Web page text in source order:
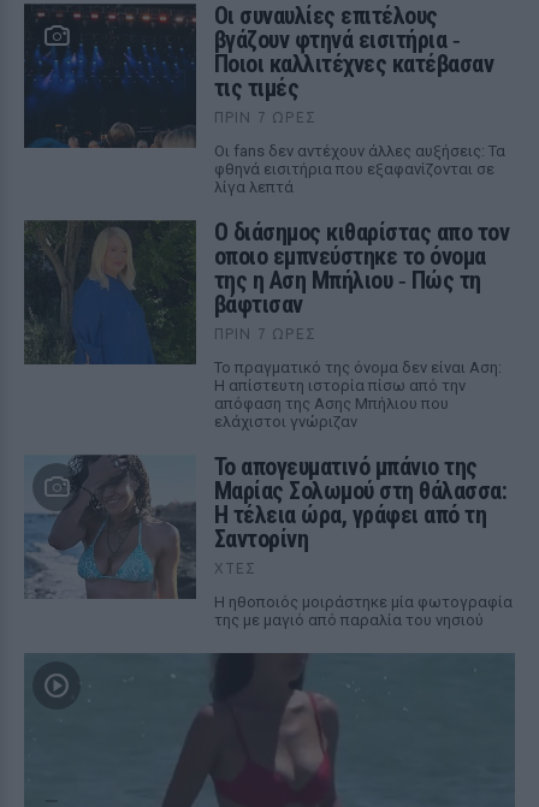
Οι συναυλίες επιτέλους
βγάζουν φτηνά εισιτήρια ‑
Ποιοι καλλιτέχνες κατέβασαν
τις τιμές
ΠΡΙΝ 7 ΏΡΕΣ
Οι fans δεν αντέχουν άλλες αυξήσεις: Τα
φθηνά εισιτήρια που εξαφανίζονται σε
λίγα λεπτά
Ο διάσημος κιθαρίστας απο τον
οποιο εμπνεύστηκε το όνομα
της η Αση Μπήλιου ‑ Πώς τη
βάφτισαν
ΠΡΙΝ 7 ΏΡΕΣ
Το πραγματικό της όνομα δεν είναι Αση:
Η απίστευτη ιστορία πίσω από την
απόφαση της Ασης Μπήλιου που
ελάχιστοι γνώριζαν
Το απογευματινό μπάνιο της
Μαρίας Σολωμού στη θάλασσα:
Η τέλεια ώρα, γράφει από τη
Σαντορίνη
ΧΤΕΣ
Η ηθοποιός μοιράστηκε μία φωτογραφία
της με μαγιό από παραλία του νησιού